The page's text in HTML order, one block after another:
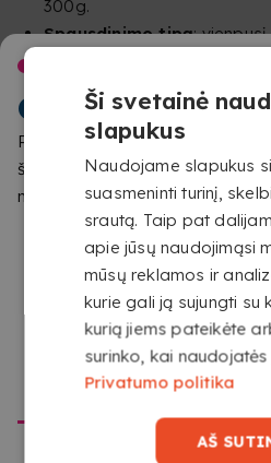
COPYKREA
Pastebėjome, kad naršote iš
šios svetainės skirta vieta.
norite aplankyti
EITI Į
300g.
Spausdinimo tipą:
pusėje.
Orientaciją: pasirink, kaip
Apdailą: A3 siūlome
palaidus lapus.
KAIP VEIKIA
ĮKELK
Ši svetainė
slapukus
Naudojame slapukus
suasmeninti turinį,
srautą. Taip pat
apie jūsų naudojimąsi
mūsų reklamos ir
kurie gali ją sujungti su
kurią jiems pateikėte
surinko, kai
Privatumo politika
AŠ